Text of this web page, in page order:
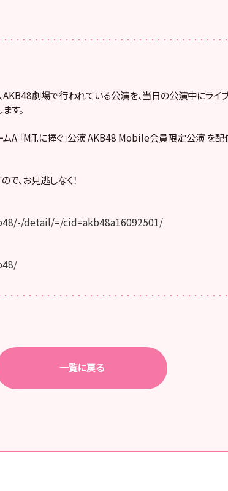
劇場で行われている公演を、当日の公演中にライ
す。
A 「M.T.に捧ぐ」公演 AKB48 Mobile会員限定公演 を配
、お見逃しなく！
detail/=/cid=akb48a16092501/
一覧に戻る